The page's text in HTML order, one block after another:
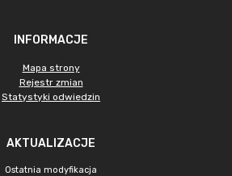
INFORMACJE
Mapa strony
Rejestr zmian
Statystyki odwiedzin
AKTUALIZACJE
Ostatnia modyfikacja